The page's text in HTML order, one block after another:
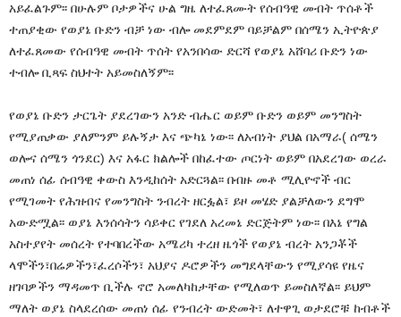
አይፈልጉም፡፡ በሁሉም ቦታዎችና ሁል ግዜ ለተፈጸሙት የሰብዓዊ መብት ጥሰቶች
ተጠያቂው የወያኔ ቡድን ብቻ ነው ብሎ መደምደም ባይቻልም በሰሜን ኢትዮጵያ
ለተፈጸመው የሰብዓዊ መብት ጥሰት የአንበሳው ድርሻ የወያኔ አሸባሪ ቡድን ነው
ተብሎ ቢጻፍ ስህተት አይመስለኝም፡፡
የወያኔ ቡድን ታርጌት ያደረገውን አንድ ብሔር ወይም ቡድን ወይም መንግስት
የሚያጠቃው ያለምንም ይሉኝታ እና ጭካኔ ነው፡፡ ለአብነት ያህል በአማራ( ሰሜን
ወሎና ሰሜን ጎንደር) እና አፋር ክልሎች በከፈተው ጦርነት ወይም በአደረገው ወረራ
መጠነ ሰፊ ሰብዓዊ ቀውስ እንዲከሰት አድርጓል፡፡ በብዙ መቶ ሚሊዮኖች ብር
የሚገመት የሕዝብና የመንግስት ንብረት ዘርፏል፣ ይዞ መሄድ ያልቻለውን ደግሞ
አውድሟል፡፡ ወያኔ እንሰሳትን ሳይቀር የገደለ አረመኔ ድርጅትም ነው፡፡ በእኔ የግል
አስተያየት መሰረት የተባበረችው አሜሪካ ተረዘ ዜጎች የወያኔ ብረት አንጋቾች
ላሞችን፣በሬዎችን፣ፈረሶችን፣ አህያና ዶሮዎችን መግደላቸውን የሚያሳዩ የዜና
ዘገባዎችን ማዳመጥ ቢችሉ ኖሮ አመለካከታቸው የሚለወጥ ይመስለኛል፡፡ ይህም
ማለት ወያኔ ስላደረሰው መጠነ ሰፊ የንብረት ውድመት፣ ለተዋጊ ወታደሮቹ ከብቶች